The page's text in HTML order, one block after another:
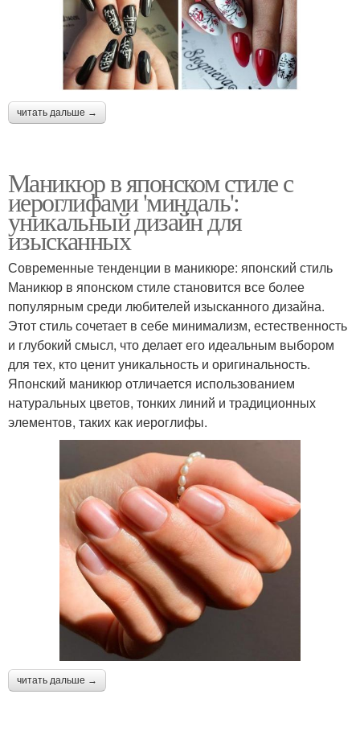
читать дальше →
Маникюр в японском стиле с
иероглифами 'миндаль':
уникальный дизайн для
изысканных
Современные тенденции в маникюре: японский стиль
Маникюр в японском стиле становится все более
популярным среди любителей изысканного дизайна.
Этот стиль сочетает в себе минимализм, естественность
и глубокий смысл, что делает его идеальным выбором
для тех, кто ценит уникальность и оригинальность.
Японский маникюр отличается использованием
натуральных цветов, тонких линий и традиционных
элементов, таких как иероглифы.
читать дальше →